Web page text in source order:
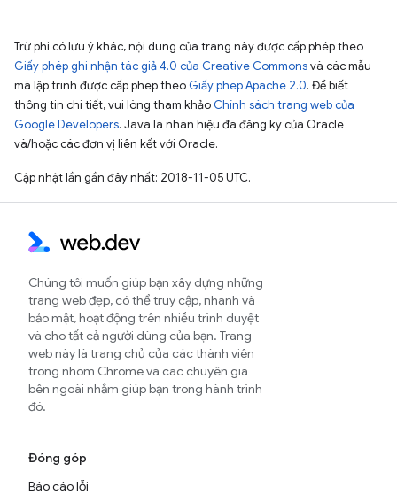
Trừ phi có lưu ý khác, nội dung của trang này được cấp phép theo
Giấy phép ghi nhận tác giả 4.0 của Creative Commonsvà các mẫu
mã lập trình được cấp phép theo Giấy phép Apache 2.0. Để biết
thông tin chi tiết, vui lòng tham khảo Chính sách trang web của
Google Developers. Java là nhãn hiệu đã đăng ký của Oracle
và/hoặc các đơn vị liên kết với Oracle.
Cập nhật lần gần đây nhất: 2018-11-05 UTC.
Chúng tôi muốn giúp bạn xây dựng những
trang web đẹp, có thể truy cập, nhanh và
bảo mật, hoạt động trên nhiều trình duyệt
và cho tất cả người dùng của bạn. Trang
web này là trang chủ của các thành viên
trong nhóm Chrome và các chuyên gia
bên ngoài nhằm giúp bạn trong hành trình
đó.
Đóng góp
Báo cáo lỗi